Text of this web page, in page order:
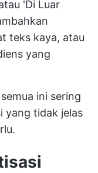
'Di Luar
teks kaya, atau
yang
ini sering
yang tidak jelas